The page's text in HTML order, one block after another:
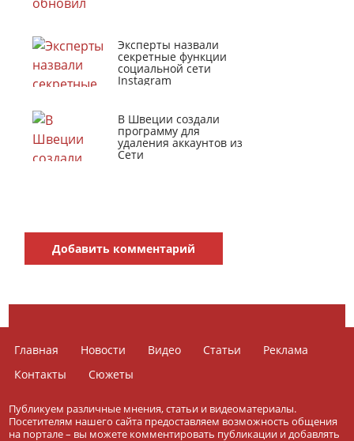
Эксперты назвали
секретные функции
социальной сети
Instagram
В Швеции создали
программу для
удаления аккаунтов из
Сети
Добавить комментарий
Главная Новости Видео Статьи
Реклама
Контакты
Сюжеты
Публикуем различные мнения, статьи и видеоматериалы.
Посетителям нашего сайта предоставляем возможность общения
на портале – вы можете комментировать публикации и добавлять